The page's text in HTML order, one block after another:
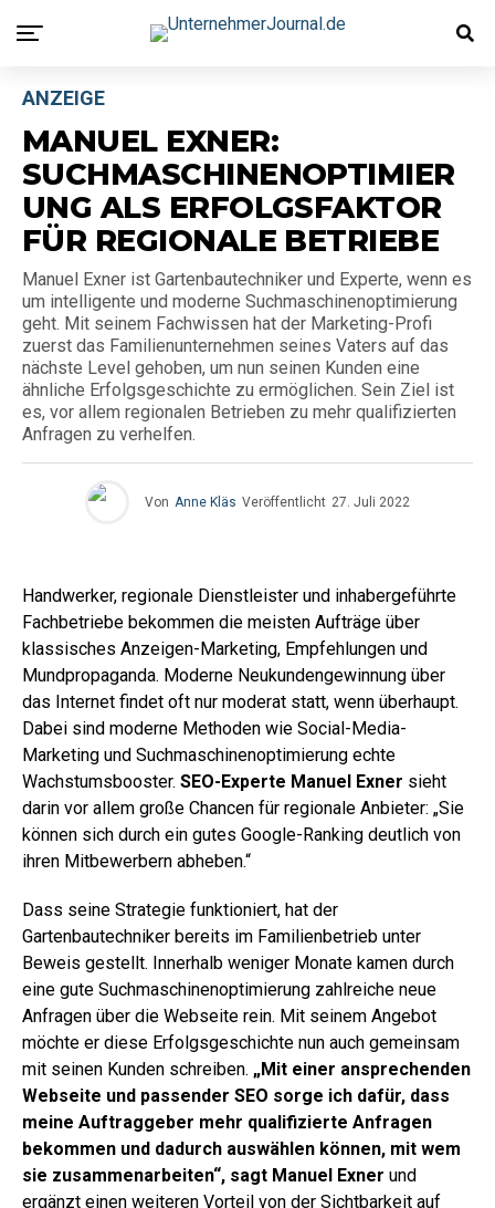
ANZEIGE
MANUEL EXNER:
SUCHMASCHINENOPTIMIER
UNG ALS ERFOLGSFAKTOR
FÜR REGIONALE BETRIEBE
Manuel Exner ist Gartenbautechniker und Experte, wenn es
um intelligente und moderne Suchmaschinenoptimierung
geht. Mit seinem Fachwissen hat der Marketing-Profi
zuerst das Familienunternehmen seines Vaters auf das
nächste Level gehoben, um nun seinen Kunden eine
ähnliche Erfolgsgeschichte zu ermöglichen. Sein Ziel ist
es, vor allem regionalen Betrieben zu mehr qualifizierten
Anfragen zu verhelfen.
Von Anne Kläs Veröffentlicht 27. Juli 2022
Handwerker, regionale Dienstleister und inhabergeführte
Fachbetriebe bekommen die meisten Aufträge über
klassisches Anzeigen-Marketing, Empfehlungen und
Mundpropaganda. Moderne Neukundengewinnung über
das Internet findet oft nur moderat statt, wenn überhaupt.
Dabei sind moderne Methoden wie Social-Media-
Marketing und Suchmaschinenoptimierung echte
Wachstumsbooster. SEO-Experte Manuel Exner sieht
darin vor allem große Chancen für regionale Anbieter: „Sie
können sich durch ein gutes Google-Ranking deutlich von
ihren Mitbewerbern abheben.“
Dass seine Strategie funktioniert, hat der
Gartenbautechniker bereits im Familienbetrieb unter
Beweis gestellt. Innerhalb weniger Monate kamen durch
eine gute Suchmaschinenoptimierung zahlreiche neue
Anfragen über die Webseite rein. Mit seinem Angebot
möchte er diese Erfolgsgeschichte nun auch gemeinsam
mit seinen Kunden schreiben. „Mit einer ansprechenden
Webseite und passender SEO sorge ich dafür, dass
meine Auftraggeber mehr qualifizierte Anfragen
bekommen und dadurch auswählen können, mit wem
sie zusammenarbeiten“, sagt Manuel Exner und
ergänzt einen weiteren Vorteil von der Sichtbarkeit auf